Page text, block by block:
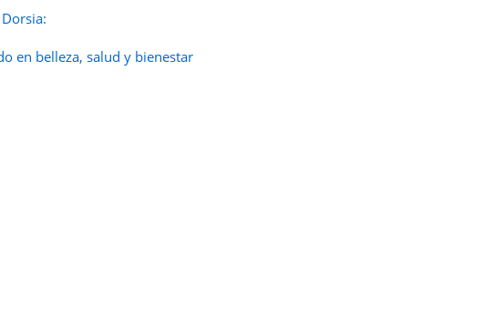
en belleza, salud y bienestar